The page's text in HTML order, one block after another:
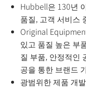
Hubbell은 130년
품질, 고객 서비스
Original
있고 품질 높은 부
질 부품, 안정적인
공을 통한 브랜드
광범위한 제품 개